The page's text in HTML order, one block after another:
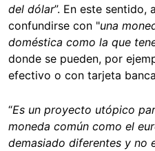
del dólar”. En este sentido,
confundirse con "una
doméstica como la que
donde se pueden, por
efectivo o con tarjeta
“Es un proyecto utópico
moneda común como el
demasiado diferentes y no